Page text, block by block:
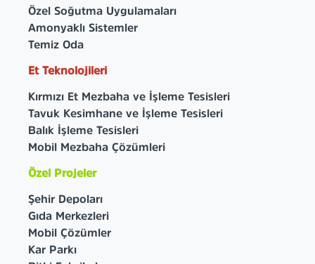
Özel Soğutma Uygulamaları
Amonyaklı Sistemler
Temiz Oda
Et Teknolojileri
Kırmızı Et Mezbaha ve İşleme Tesisleri
Tavuk Kesimhane ve İşleme Tesisleri
Balık İşleme Tesisleri
Mobil Mezbaha Çözümleri
Özel Projeler
Şehir Depoları
Gıda Merkezleri
Mobil Çözümler
Kar Parkı